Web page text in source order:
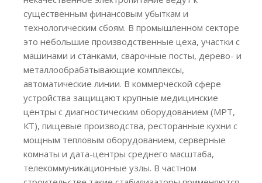
существенным финансовым убыткам и
технологическим сбоям. В промышленном секторе
это небольшие производственные цеха, участки с
машинами и станками, сварочные посты, дерево- и
металлообрабатывающие комплексы,
автоматические линии. В коммерческой сфере
устройства защищают крупные медицинские
центры с диагностическим оборудованием (МРТ,
КТ), пищевые производства, ресторанные кухни с
мощным тепловым оборудованием, серверные
комнаты и дата-центры среднего масштаба,
телекоммуникационные узлы. В частном